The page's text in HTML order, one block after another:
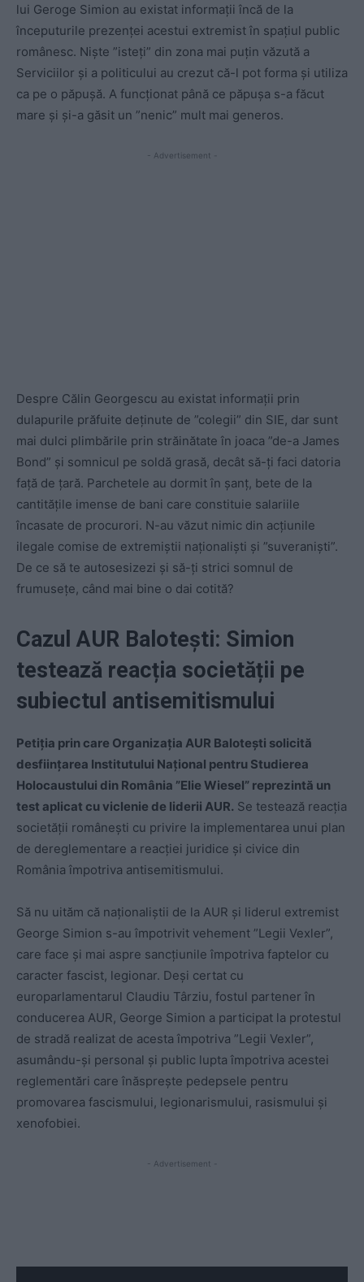
lui Geroge Simion au existat informații încă de la
începuturile prezenței acestui extremist în spațiul public
românesc. Niște ”isteți” din zona mai puțin văzută a
Serviciilor și a politicului au crezut că-l pot forma și utiliza
ca pe o păpușă. A funcționat până ce păpușa s-a făcut
mare și și-a găsit un ”nenic” mult mai generos.
- Advertisement -
Despre Călin Georgescu au existat informații prin
dulapurile prăfuite deținute de ”colegii” din SIE, dar sunt
mai dulci plimbările prin străinătate în joaca ”de-a James
Bond” și somnicul pe soldă grasă, decât să-ți faci datoria
față de țară. Parchetele au dormit în șanț, bete de la
cantitățile imense de bani care constituie salariile
încasate de procurori. N-au văzut nimic din acțiunile
ilegale comise de extremiștii naționaliști și ”suveraniști”.
De ce să te autosesizezi și să-ți strici somnul de
frumusețe, când mai bine o dai cotită?
Cazul AUR Balotești: Simion
testează reacția societății pe
subiectul antisemitismului
Petiția prin care Organizația AUR Balotești solicită
desființarea Institutului Național pentru Studierea
Holocaustului din România ”Elie Wiesel” reprezintă un
test aplicat cu viclenie de liderii AUR. Se testează reacția
societății românești cu privire la implementarea unui plan
de dereglementare a reacției juridice și civice din
România împotriva antisemitismului.
Să nu uităm că naționaliștii de la AUR și liderul extremist
George Simion s-au împotrivit vehement ”Legii Vexler”,
care face și mai aspre sancțiunile împotriva faptelor cu
caracter fascist, legionar. Deși certat cu
europarlamentarul Claudiu Târziu, fostul partener în
conducerea AUR, George Simion a participat la protestul
de stradă realizat de acesta împotriva ”Legii Vexler”,
asumându-și personal și public lupta împotriva acestei
reglementări care înăsprește pedepsele pentru
promovarea fascismului, legionarismului, rasismului și
xenofobiei.
- Advertisement -